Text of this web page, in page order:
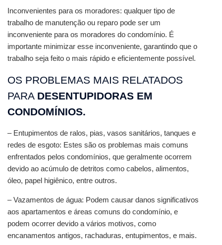
Inconvenientes para os moradores: qualquer tipo de
trabalho de manutenção ou reparo pode ser um
inconveniente para os moradores do condomínio. É
importante minimizar esse inconveniente, garantindo que o
trabalho seja feito o mais rápido e eficientemente possível.
OS PROBLEMAS MAIS RELATADOS
PARA DESENTUPIDORAS EM
CONDOMÍNIOS.
– Entupimentos de ralos, pias, vasos sanitários, tanques e
redes de esgoto: Estes são os problemas mais comuns
enfrentados pelos condomínios, que geralmente ocorrem
devido ao acúmulo de detritos como cabelos, alimentos,
óleo, papel higiênico, entre outros.
– Vazamentos de água: Podem causar danos significativos
aos apartamentos e áreas comuns do condomínio, e
podem ocorrer devido a vários motivos, como
encanamentos antigos, rachaduras, entupimentos, e mais.